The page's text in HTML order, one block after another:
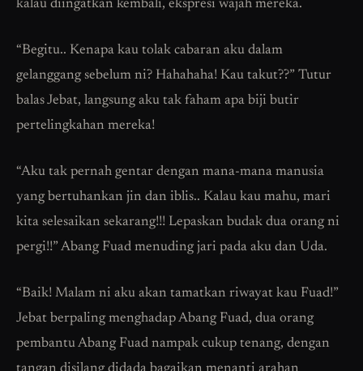
kalau diingatkan kembali, ekspresi wajah mereka.
“Begitu.. Kenapa kau tolak cabaran aku dalam
gelanggang sebelum ni? Hahahaha! Kau takut??” Tutur
balas Jebat, langsung aku tak faham apa biji butir
pertelingkahan mereka!
“Aku tak pernah gentar dengan mana-mana manusia
yang bertuhankan jin dan iblis.. Kalau kau mahu, mari
kita selesaikan sekarang!!! Lepaskan budak dua orang ni
pergi!!” Abang Fuad menuding jari pada aku dan Uda.
“Baik! Malam ni aku akan tamatkan riwayat kau Fuad!”
Jebat berpaling menghadap Abang Fuad, dua orang
pembantu Abang Fuad nampak cukup tenang, dengan